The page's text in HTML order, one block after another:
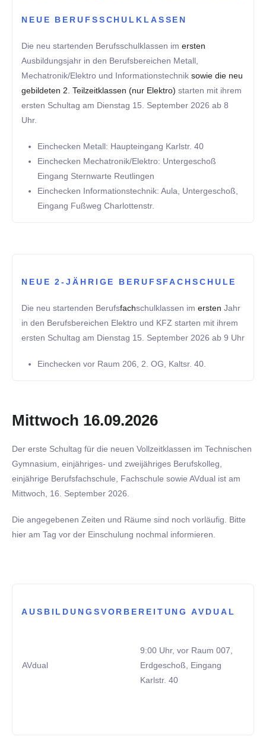
NEUE BERUFSSCHULKLASSEN
Die neu startenden Berufsschulklassen im ersten
Ausbildungsjahr in den Berufsbereichen Metall,
Mechatronik/Elektro und Informationstechnik sowie die neu
gebildeten 2. Teilzeitklassen (nur Elektro) starten mit ihrem
ersten Schultag am Dienstag 15. September 2026 ab 8
Uhr.
Einchecken Metall: Haupteingang Karlstr. 40
Einchecken Mechatronik/Elektro: Untergeschoß
Eingang Sternwarte Reutlingen
Einchecken Informationstechnik: Aula, Untergeschoß,
Eingang Fußweg Charlottenstr.
NEUE 2-JÄHRIGE BERUFSFACHSCHULE
Die neu startenden Berufsfachschulklassen im ersten Jahr
in den Berufsbereichen Elektro und KFZ starten mit ihrem
ersten Schultag am Dienstag 15. September 2026 ab 9 Uhr
Einchecken vor Raum 206, 2. OG, Kaltsr. 40.
Mittwoch 16.09.2026
Der erste Schultag für die neuen Vollzeitklassen im Technischen
Gymnasium, einjähriges- und zweijähriges Berufskolleg,
einjährige Berufsfachschule, Fachschule sowie AVdual ist am
Mittwoch, 16. September 2026.
Die angegebenen Zeiten und Räume sind noch vorläufig. Bitte
hier am Tag vor der Einschulung nochmal informieren.
AUSBILDUNGSVORBEREITUNG AVDUAL
AVdual
9:00 Uhr, vor Raum 007,
Erdgeschoß, Eingang
Karlstr. 40